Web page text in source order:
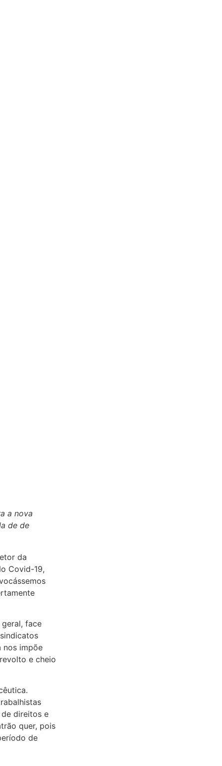
a nova
de de
da
Covid-19,
face
nos impõe
e cheio
de direitos e
quer, pois
de